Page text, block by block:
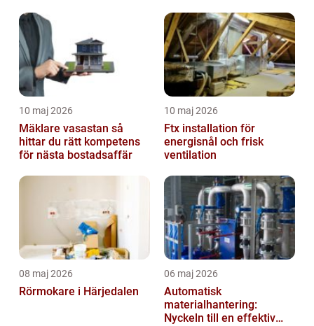
10 maj 2026
Mäklare vasastan så
hittar du rätt kompetens
för nästa bostadsaffär
10 maj 2026
Ftx installation för
energisnål och frisk
ventilation
08 maj 2026
Rörmokare i Härjedalen
06 maj 2026
Automatisk
materialhantering:
Nyckeln till en effektiv